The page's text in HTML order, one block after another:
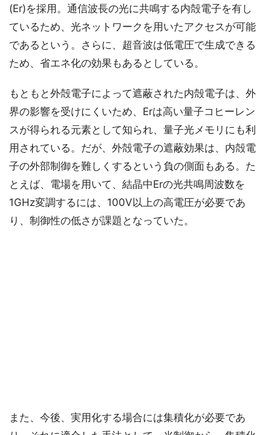
(Er)を採用。通信波長の光に共鳴する内殻電子を有し
ているため、光ネットワークを用いたアクセスが可能
であるという。さらに、超音波は低電圧で生成できる
ため、省エネ化の効果もあるとしている。
もともと外殻電子によって遮蔽された内殻電子は、外
界の影響を受けにくいため、Erは高い量子コヒーレン
スが得られる元素として知られ、量子光メモリにも利
用されている。だが、外殻電子の遮蔽効果は、内殻電
子の外部制御を難しくするという負の側面もある。た
とえば、電場を用いて、結晶中Erの光共鳴周波数を
1GHz変調するには、100V以上の高電圧が必要であ
り、制御性の低さが課題となっていた。
また、今後、実用化する場合には集積化が必要であ